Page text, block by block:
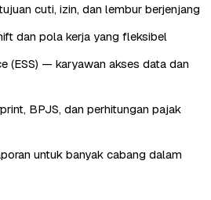
cuti, izin, dan lembur berjenjang
dan pola kerja yang fleksibel
(ESS) — karyawan akses data dan
BPJS, dan perhitungan pajak
untuk banyak cabang dalam